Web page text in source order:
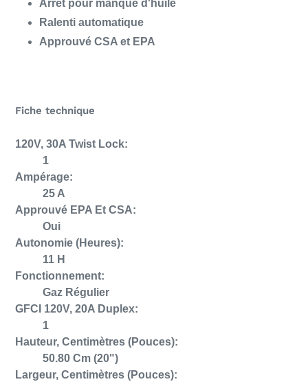
Arrêt pour manque d'huile
Ralenti automatique
Approuvé CSA et EPA
Fiche technique
120V, 30A Twist Lock:
1
Ampérage:
25 A
Approuvé EPA Et CSA:
Oui
Autonomie (Heures):
11 H
Fonctionnement:
Gaz Régulier
GFCI 120V, 20A Duplex:
1
Hauteur, Centimètres (Pouces):
50.80 Cm (20")
Largeur, Centimètres (Pouces):